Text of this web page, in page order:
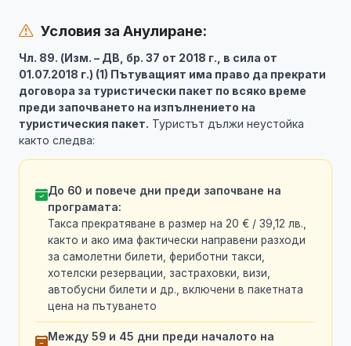
Условия за Анулиране:
Чл. 89. (Изм. – ДВ, бр. 37 от 2018 г., в сила от
01.07.2018 г.) (1) Пътуващият има право да прекрати
договора за туристически пакет по всяко време
преди започването на изпълнението на
туристическия пакет. Туристът дължи неустойка
както следва:
До 60 и повече дни преди започване на
програмата:
Такса прекратяване в размер на 20 € / 39,12 лв.,
както и ако има фактически направени разходи
за самолетни билети, фериботни такси,
хотелски резервации, застраховки, визи,
автобусни билети и др., включени в пакетната
цена на пътуването
Между 59 и 45 дни преди началото на